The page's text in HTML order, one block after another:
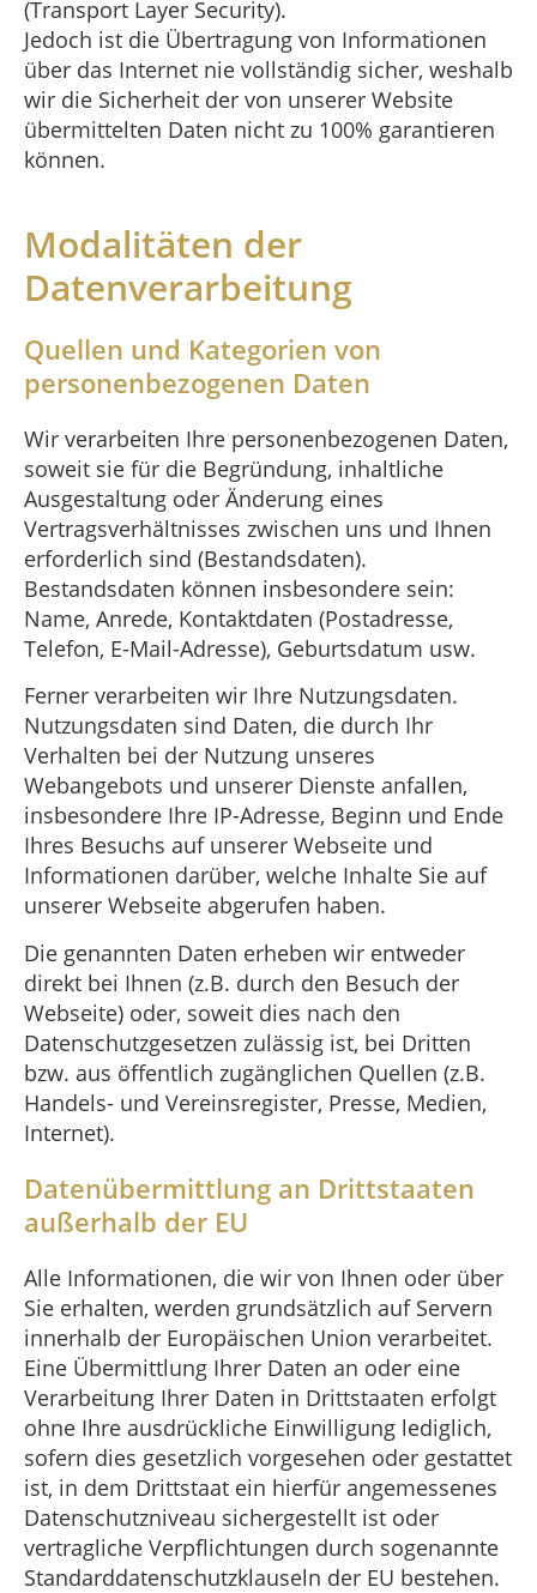
(Transport Layer Security).
Jedoch ist die Übertragung von Informationen
über das Internet nie vollständig sicher, weshalb
wir die Sicherheit der von unserer Website
übermittelten Daten nicht zu 100% garantieren
können.
Modalitäten der
Datenverarbeitung
Quellen und Kategorien von
personenbezogenen Daten
Wir verarbeiten Ihre personenbezogenen Daten,
soweit sie für die Begründung, inhaltliche
Ausgestaltung oder Änderung eines
Vertragsverhältnisses zwischen uns und Ihnen
erforderlich sind (Bestandsdaten).
Bestandsdaten können insbesondere sein:
Name, Anrede, Kontaktdaten (Postadresse,
Telefon, E-Mail-Adresse), Geburtsdatum usw.
Ferner verarbeiten wir Ihre Nutzungsdaten.
Nutzungsdaten sind Daten, die durch Ihr
Verhalten bei der Nutzung unseres
Webangebots und unserer Dienste anfallen,
insbesondere Ihre IP-Adresse, Beginn und Ende
Ihres Besuchs auf unserer Webseite und
Informationen darüber, welche Inhalte Sie auf
unserer Webseite abgerufen haben.
Die genannten Daten erheben wir entweder
direkt bei Ihnen (z.B. durch den Besuch der
Webseite) oder, soweit dies nach den
Datenschutzgesetzen zulässig ist, bei Dritten
bzw. aus öffentlich zugänglichen Quellen (z.B.
Handels- und Vereinsregister, Presse, Medien,
Internet).
Datenübermittlung an Drittstaaten
außerhalb der EU
Alle Informationen, die wir von Ihnen oder über
Sie erhalten, werden grundsätzlich auf Servern
innerhalb der Europäischen Union verarbeitet.
Eine Übermittlung Ihrer Daten an oder eine
Verarbeitung Ihrer Daten in Drittstaaten erfolgt
ohne Ihre ausdrückliche Einwilligung lediglich,
sofern dies gesetzlich vorgesehen oder gestattet
ist, in dem Drittstaat ein hierfür angemessenes
Datenschutzniveau sichergestellt ist oder
vertragliche Verpflichtungen durch sogenannte
Standarddatenschutzklauseln der EU bestehen.